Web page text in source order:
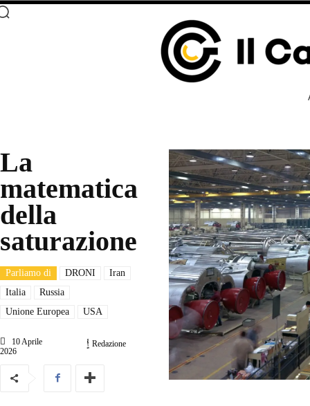
La
matematica
della
saturazione
Parliamo di DRONI
Iran
Italia
Russia
Unione Europea
USA
10 Aprile
2026
Redazione